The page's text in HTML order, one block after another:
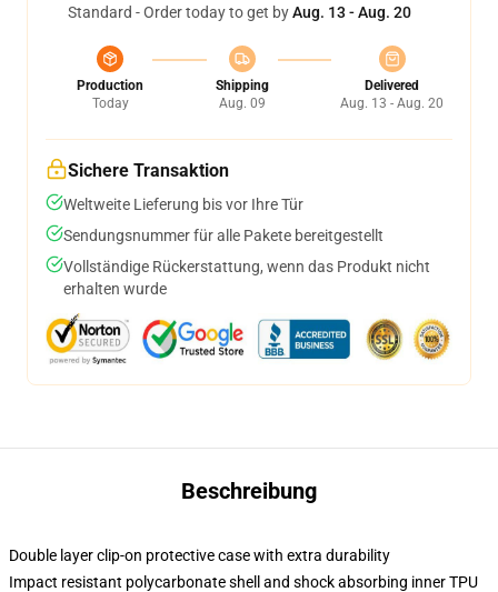
Standard - Order today to get byAug. 13 - Aug. 20
Production
Today
Shipping
Aug. 09
Delivered
Aug. 13 - Aug. 20
Sichere Transaktion
Weltweite Lieferung bis vor Ihre Tür
Sendungsnummer für alle Pakete bereitgestellt
Vollständige Rückerstattung, wenn das Produkt nicht
erhalten wurde
Beschreibung
Double layer clip-on protective case with extra durability
Impact resistant polycarbonate shell and shock absorbing inner TPU